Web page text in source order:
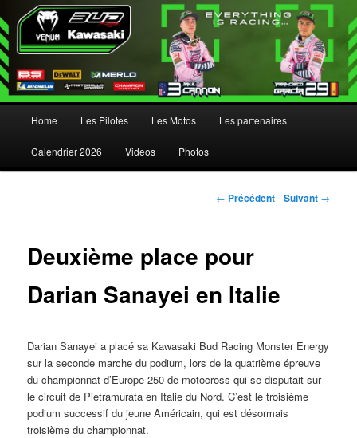
Aller au contenu principal
Aller au contenu secondaire
Home Les Pilotes Les Motos Les partenaires
Calendrier 2026 Videos Photos
Navigation des articles
← Précédent Suivant →
Deuxième place pour
Darian Sanayei en Italie
Darian Sanayei a placé sa Kawasaki Bud Racing Monster Energy
sur la seconde marche du podium, lors de la quatrième épreuve
du championnat d’Europe 250 de motocross qui se disputait sur
le circuit de Pietramurata en Italie du Nord. C’est le troisième
podium successif du jeune Américain, qui est désormais
troisième du championnat.